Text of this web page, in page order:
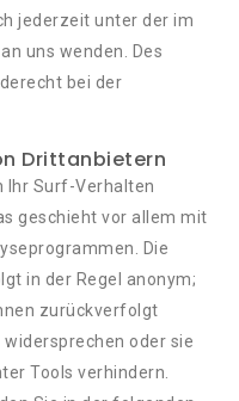
jederzeit unter der im
uns wenden. Des
bei der
Drittanbietern
Ihr Surf-Verhalten
geschieht vor allem mit
Die
in der Regel anonym;
zurückverfolgt
oder sie
Tools verhindern.